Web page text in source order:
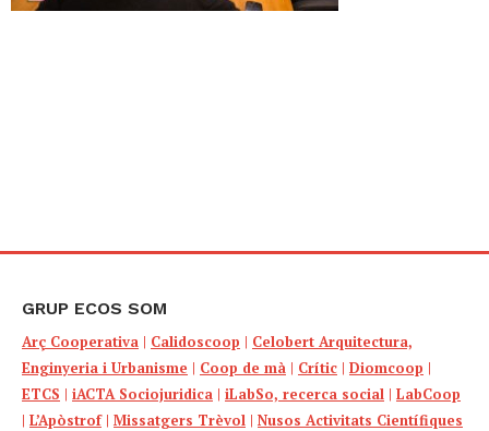
GRUP ECOS SOM
Arç Cooperativa | Calidoscoop | Celobert Arquitectura,
Enginyeria i Urbanisme | Coop de mà | Crític | Diomcoop |
ETCS | iACTA Sociojuridica | iLabSo, recerca social | LabCoop
| L’Apòstrof| Missatgers Trèvol | Nusos Activitats Científiques